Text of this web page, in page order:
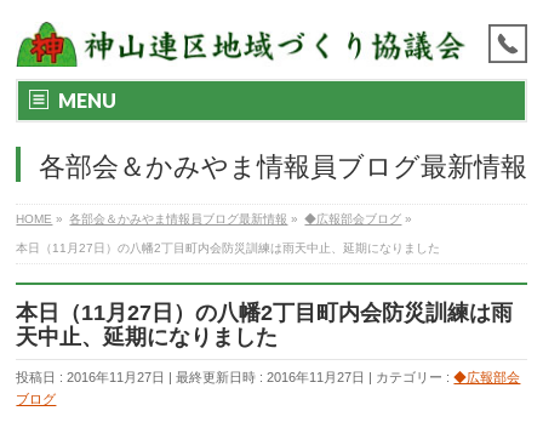
MENU
各部会＆かみやま情報員ブログ最新情報
HOME » 各部会＆かみやま情報員ブログ最新情報 » ◆広報部会ブログ »
本日（11月27日）の八幡2丁目町内会防災訓練は雨天中止、延期になりました
本日（11月27日）の八幡2丁目町内会防災訓練は雨
天中止、延期になりました
投稿日 : 2016年11月27日 最終更新日時 : 2016年11月27日 カテゴリー :◆広報部会
ブログ